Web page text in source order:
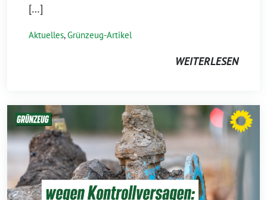
[…]
Aktuelles,Grünzeug-Artikel
WEITERLESEN